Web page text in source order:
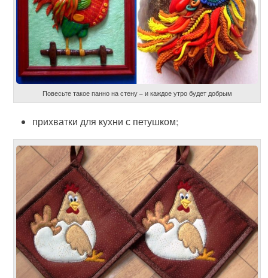
Повесьте такое панно на стену – и каждое утро будет добрым
прихватки для кухни с петушком;